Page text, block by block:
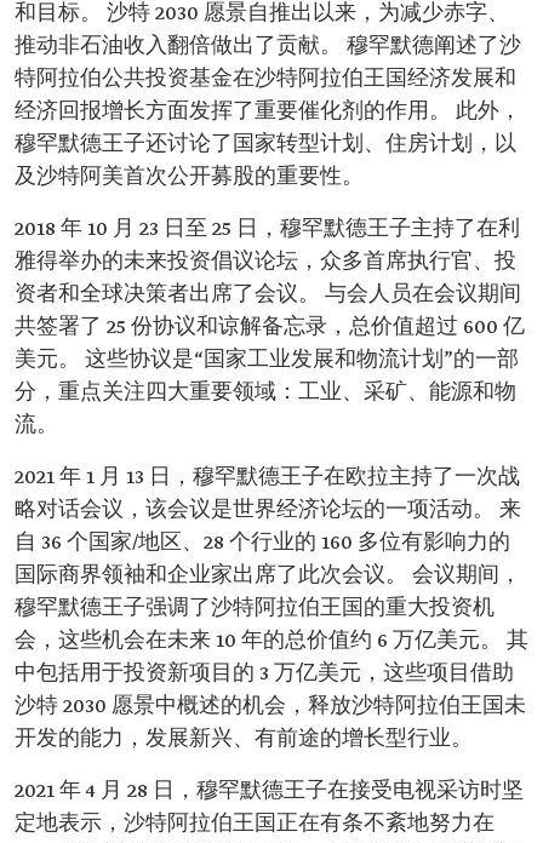
和目标。 沙特 2030 愿景自推出以来，为减少赤字、
推动非石油收入翻倍做出了贡献。 穆罕默德阐述了沙
特阿拉伯公共投资基金在沙特阿拉伯王国经济发展和
经济回报增长方面发挥了重要催化剂的作用。 此外，
穆罕默德王子还讨论了国家转型计划、住房计划，以
及沙特阿美首次公开募股的重要性。
2018 年 10 月 23 日至 25 日，穆罕默德王子主持了在利
雅得举办的未来投资倡议论坛，众多首席执行官、投
资者和全球决策者出席了会议。 与会人员在会议期间
共签署了 25 份协议和谅解备忘录，总价值超过 600 亿
美元。 这些协议是“国家工业发展和物流计划”的一部
分，重点关注四大重要领域：工业、采矿、能源和物
流。
2021 年 1 月 13 日，穆罕默德王子在欧拉主持了一次战
略对话会议，该会议是世界经济论坛的一项活动。 来
自 36 个国家/地区、28 个行业的 160 多位有影响力的
国际商界领袖和企业家出席了此次会议。 会议期间，
穆罕默德王子强调了沙特阿拉伯王国的重大投资机
会，这些机会在未来 10 年的总价值约 6 万亿美元。 其
中包括用于投资新项目的 3 万亿美元，这些项目借助
沙特 2030 愿景中概述的机会，释放沙特阿拉伯王国未
开发的能力，发展新兴、有前途的增长型行业。
2021 年 4 月 28 日，穆罕默德王子在接受电视采访时坚
定地表示，沙特阿拉伯王国正在有条不紊地努力在